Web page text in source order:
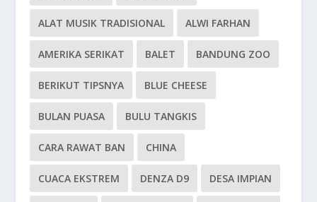
ALAT MUSIK TRADISIONAL ALWI FARHAN
AMERIKA SERIKAT BALET BANDUNG ZOO
BERIKUT TIPSNYA BLUE CHEESE
BULAN PUASA BULU TANGKIS
CARA RAWAT BAN CHINA
CUACA EKSTREM DENZA D9 DESA IMPIAN